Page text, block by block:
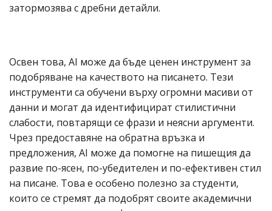
затормозява с дребни детайли.
Освен това, AI може да бъде ценен инструмент за
подобряване на качеството на писането. Тези
инструменти са обучени върху огромни масиви от
данни и могат да идентифицират стилистични
слабости, повтарящи се фрази и неясни аргументи.
Чрез предоставяне на обратна връзка и
предложения, AI може да помогне на пишещия да
развие по-ясен, по-убедителен и по-ефективен стил
на писане. Това е особено полезно за студенти,
които се стремят да подобрят своите академични